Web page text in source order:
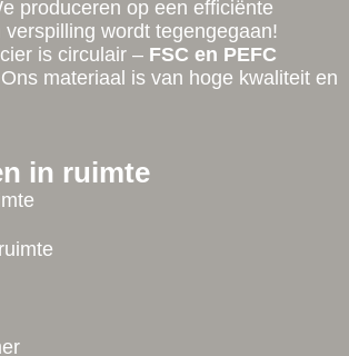
in ruimte
produceren op een efficiënte
wordt tegengegaan!
is circulair – FSC en PEFC
materiaal is van hoge kwaliteit en